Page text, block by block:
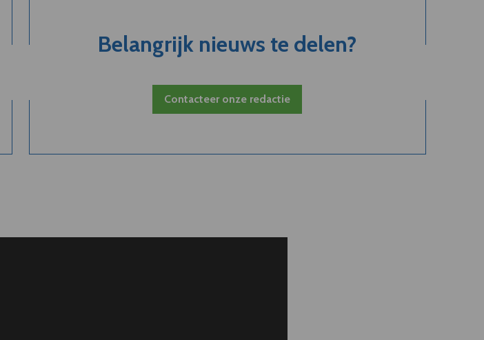
Belangrijk nieuws te delen?
Contacteer onze redactie